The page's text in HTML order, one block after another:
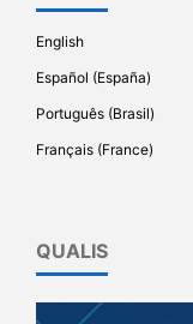
English
Español (España)
Português (Brasil)
Français (France)
QUALIS